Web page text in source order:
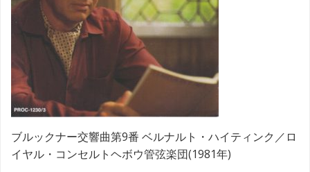
ブルックナー交響曲第9番 ベルナルト・ハイティンク／ロ
イヤル・コンセルトヘボウ管弦楽団(1981年)